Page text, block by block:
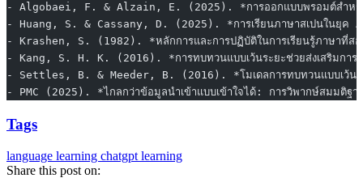
- Algobaei, F. & Alzain, E. (2025). *การออกแบบพรอมต์สำหรับ
- Huang, S. & Cassany, D. (2025). *การเรียนภาษาสเปนใน
- Krashen, S. (1982). *หลักการและการปฏิบัติในการเรียนรู้ภาษาที่ส
- Kang, S. H. K. (2016). *การทบทวนแบบเว้นระยะช่วยส่งเสริม
- Settles, B. & Meeder, B. (2016). *โมเดลการทบทวนแบบเว้
- PMC (2025). *ไกลกว่าข้อมูลนำเข้าแบบเข้าใจได้: การวิพากษ์สมม
Tags
language learning chatgpt learning
Share this post on: